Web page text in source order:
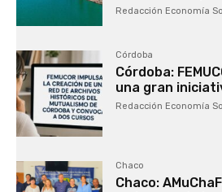
Redacción Economía
Córdoba
Córdoba:
una gran
Redacción Economía
Chaco
Chaco: